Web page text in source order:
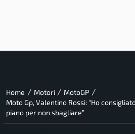
Home / Motori / MotoGP /
Moto Gp, Valentino Rossi: “Ho
piano per non sbagliare”